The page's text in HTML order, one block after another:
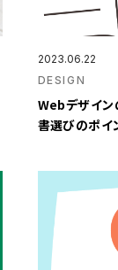
2023.06.22
DESIGN
Webデザイン
書選びのポイ